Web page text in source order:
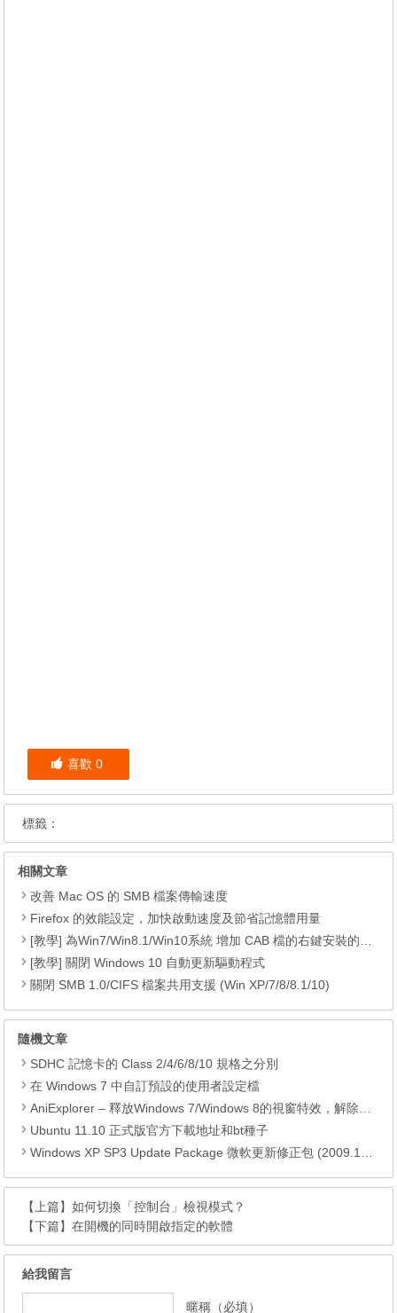
喜歡 0
標籤：
相關文章
改善 Mac OS 的 SMB 檔案傳輸速度
Firefox 的效能設定，加快啟動速度及節省記憶體用量
[教學] 為Win7/Win8.1/Win10系統 增加 CAB 檔的右鍵安裝的功能
[教學] 關閉 Windows 10 自動更新驅動程式
關閉 SMB 1.0/CIFS 檔案共用支援 (Win XP/7/8/8.1/10)
隨機文章
SDHC 記憶卡的 Class 2/4/6/8/10 規格之分別
在 Windows 7 中自訂預設的使用者設定檔
AniExplorer – 釋放Windows 7/Windows 8的視窗特效，解除隱藏版功能
Ubuntu 11.10 正式版官方下載地址和bt種子
Windows XP SP3 Update Package 微軟更新修正包 (2009.12月份)
【上篇】如何切換「控制台」檢視模式？
【下篇】在開機的同時開啟指定的軟體
給我留言
暱稱（必填）